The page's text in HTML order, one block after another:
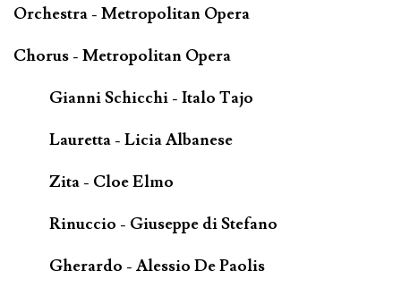
Orchestra - Metropolitan Opera
Chorus - Metropolitan Opera
Gianni Schicchi - Italo Tajo
Lauretta - Licia Albanese
Zita - Cloe Elmo
Rinuccio - Giuseppe di Stefano
Gherardo - Alessio De Paolis